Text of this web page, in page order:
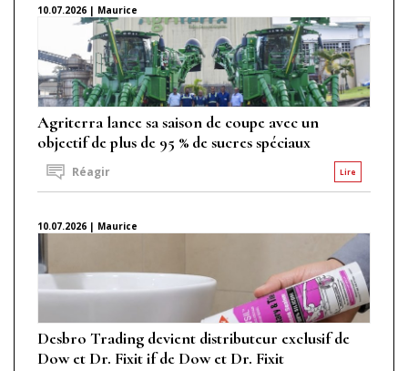
10.07.2026 | Maurice
Agriterra lance sa saison de coupe avec un
objectif de plus de 95 % de sucres spéciaux
Lire
Réagir
10.07.2026 | Maurice
Desbro Trading devient distributeur exclusif de
Dow et Dr. Fixit if de Dow et Dr. Fixit